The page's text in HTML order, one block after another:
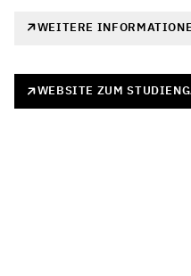
WEITERE
WEBSITE ZUM